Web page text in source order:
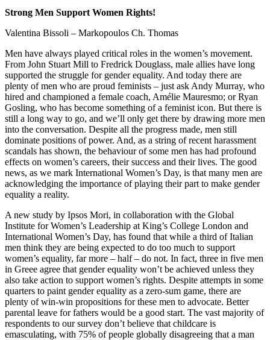
Strong Men Support Women Rights!
Valentina Bissoli – Markopoulos Ch. Thomas
Men have always played critical roles in the women’s movement.
From John Stuart Mill to Fredrick Douglass, male allies have long
supported the struggle for gender equality. And today there are
plenty of men who are proud feminists – just ask Andy Murray, who
hired and championed a female coach, Amélie Mauresmo; or Ryan
Gosling, who has become something of a feminist icon. But there is
still a long way to go, and we’ll only get there by drawing more men
into the conversation. Despite all the progress made, men still
dominate positions of power. And, as a string of recent harassment
scandals has shown, the behaviour of some men has had profound
effects on women’s careers, their success and their lives. The good
news, as we mark International Women’s Day, is that many men are
acknowledging the importance of playing their part to make gender
equality a reality.
A new study by Ipsos Mori, in collaboration with the Global
Institute for Women’s Leadership at King’s College London and
International Women’s Day, has found that while a third of Italian
men think they are being expected to do too much to support
women’s equality, far more – half – do not. In fact, three in five men
in Greee agree that gender equality won’t be achieved unless they
also take action to support women’s rights. Despite attempts in some
quarters to paint gender equality as a zero-sum game, there are
plenty of win-win propositions for these men to advocate. Better
parental leave for fathers would be a good start. The vast majority of
respondents to our survey don’t believe that childcare is
emasculating, with 75% of people globally disagreeing that a man